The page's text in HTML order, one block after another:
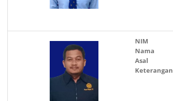
NIM
Nama
Asal
Keterangan